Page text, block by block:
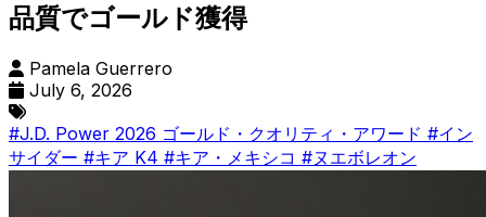
品質でゴールド獲得
Pamela Guerrero
July 6, 2026
#J.D. Power 2026 ゴールド・クオリティ・アワード #イン
サイダー #キア K4 #キア・メキシコ #ヌエボレオン